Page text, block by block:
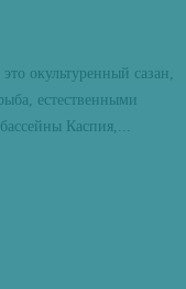
окультуренный сазан,
естественными
Каспия,...